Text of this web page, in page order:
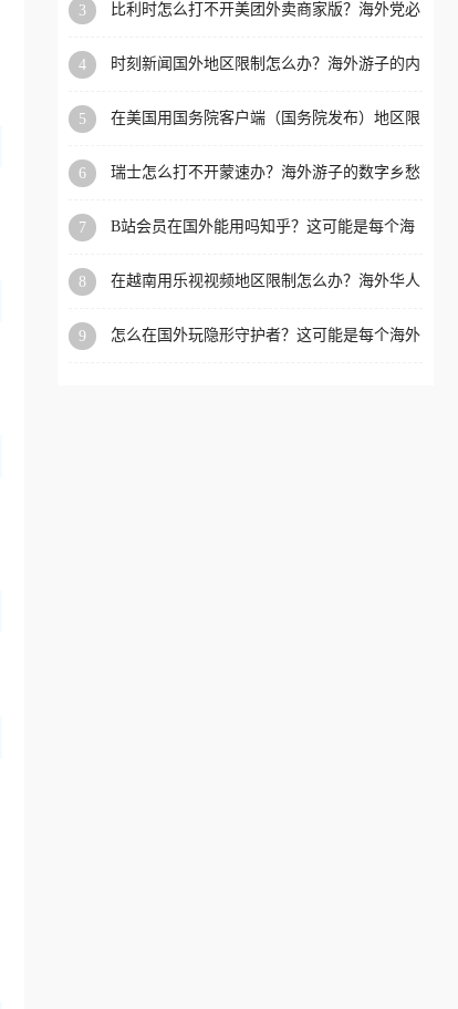
国、加拿大、澳大利亚、欧
学、定居等，都可以使用，
扰。
3
比利时怎么打不开美团外卖商家版？海外党必
4
时刻新闻国外地区限制怎么办？海外游子的内
5
在美国用国务院客户端（国务院发布）地区限
6
瑞士怎么打不开蒙速办？海外游子的数字乡愁
7
B站会员在国外能用吗知乎？这可能是每个海
8
在越南用乐视视频地区限制怎么办？海外华人
9
怎么在国外玩隐形守护者？这可能是每个海外